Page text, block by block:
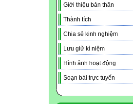
Giới thiệu bản thân
Thành tích
Chia sẻ kinh nghiệm
Lưu giữ kỉ niệm
Hình ảnh hoạt động
Soạn bài trực tuyến